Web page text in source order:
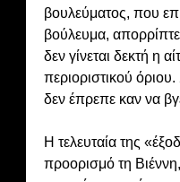
βουλεύματος, που
βούλευμα,
δεν γίνεται δεκτή η
περιοριστικού
δεν έπρεπε καν να
Η τελευταία της
προορισμό τη